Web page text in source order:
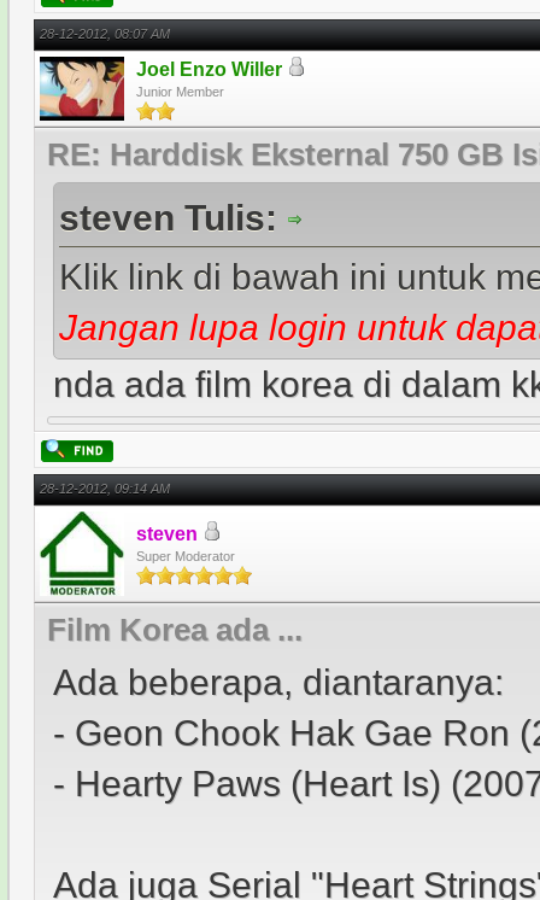
28-12-2012, 08:07 AM
Joel Enzo Willer
Junior Member
RE: Harddisk Eksternal 750 GB
steven Tulis:
Klik link di bawah ini untuk
Jangan lupa login untuk
nda ada film korea di dalam
28-12-2012, 09:14 AM
steven
Super Moderator
Film Korea ada ...
Ada beberapa, diantaranya:
- Geon Chook Hak Gae Ron
- Hearty Paws (Heart Is)
Ada juga Serial "Heart